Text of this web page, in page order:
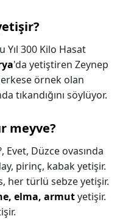
Yıl 300 Kilo Hasat
'da yetiştiren Zeynep
örnek olan
tıkandığını söylüyor.
meyve?
Evet, Düzce ovasında
pirinç, kabak yetişir.
her türlü sebze yetişir.
elma, armutyetişir.